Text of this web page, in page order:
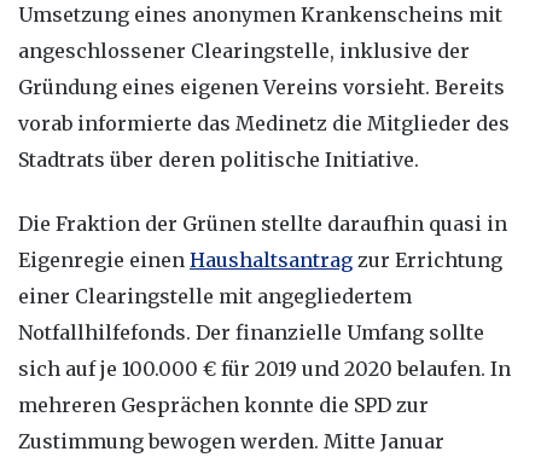
Umsetzung eines anonymen Krankenscheins mit
angeschlossener Clearingstelle, inklusive der
Gründung eines eigenen Vereins vorsieht. Bereits
vorab informierte das Medinetz die Mitglieder des
Stadtrats über deren politische Initiative.
Die Fraktion der Grünen stellte daraufhin quasi in
Eigenregie einen Haushaltsantrag zur Errichtung
einer Clearingstelle mit angegliedertem
Notfallhilfefonds. Der finanzielle Umfang sollte
sich auf je 100.000 € für 2019 und 2020 belaufen. In
mehreren Gesprächen konnte die SPD zur
Zustimmung bewogen werden. Mitte Januar